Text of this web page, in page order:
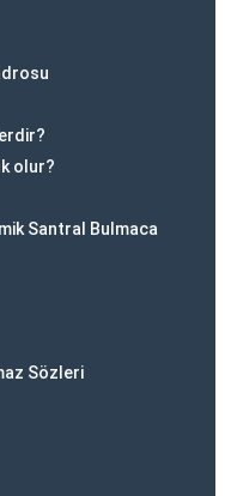
olur?
Santral Bulmaca
Sözleri